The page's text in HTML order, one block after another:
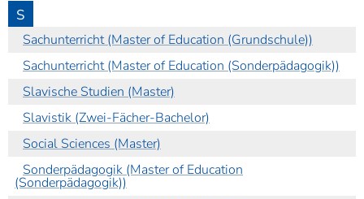
S
Sachunterricht (Master of Education (Grundschule))
Sachunterricht (Master of Education (Sonderpädagogik))
Slavische Studien (Master)
Slavistik (Zwei-Fächer-Bachelor)
Social Sciences (Master)
Sonderpädagogik (Master of Education
(Sonderpädagogik))